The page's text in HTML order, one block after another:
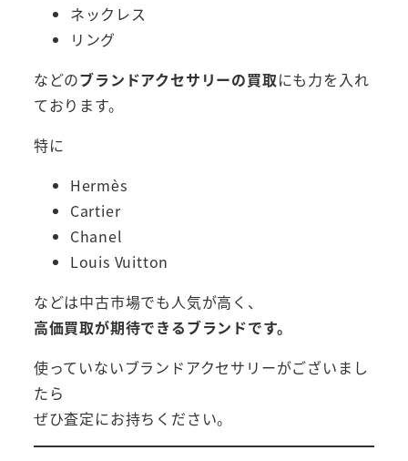
ネックレス
リング
などのブランドアクセサリーの買取にも力を入れ
ております。
特に
Hermès
Cartier
Chanel
Louis Vuitton
などは中古市場でも人気が高く、
高価買取が期待できるブランドです。
使っていないブランドアクセサリーがございまし
たら
ぜひ査定にお持ちください。